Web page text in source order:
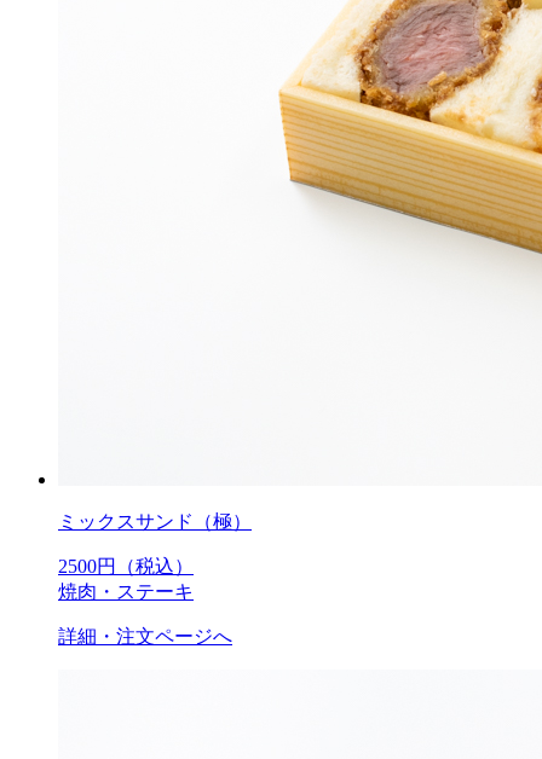
ミックスサンド（極）
2500円（税込）
焼肉・ステーキ
詳細・注文ページへ